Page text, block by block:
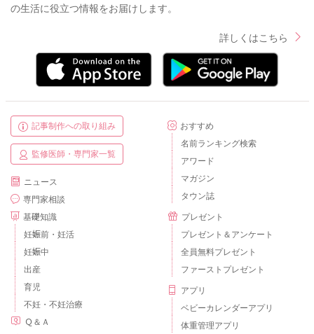
の生活に役立つ情報をお届けします。
詳しくはこちら
記事制作への取り組み
監修医師・専門家一覧
ニュース
専門家相談
基礎知識
妊娠前・妊活
妊娠中
出産
育児
不妊・不妊治療
Ｑ＆Ａ
おすすめ
名前ランキング検索
アワード
マガジン
タウン誌
プレゼント
プレゼント＆アンケート
全員無料プレゼント
ファーストプレゼント
アプリ
ベビーカレンダーアプリ
体重管理アプリ